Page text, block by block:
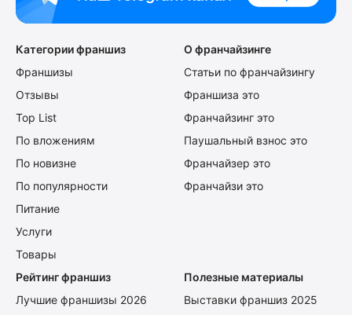
Категории франшиз
Франшизы
Отзывы
Top List
По вложениям
По новизне
По популярности
Питание
Услуги
Товары
О франчайзинге
Статьи по франчайзингу
Франшиза это
Франчайзинг это
Паушальный взнос это
Франчайзер это
Франчайзи это
Рейтинг франшиз
Лучшие франшизы 2026
Полезные материалы
Выставки франшиз 2025